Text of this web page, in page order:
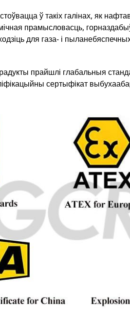
ў такіх галінах, як
прамысловасць,
для газа- і
прайшлі глабальныя
сертыфікат